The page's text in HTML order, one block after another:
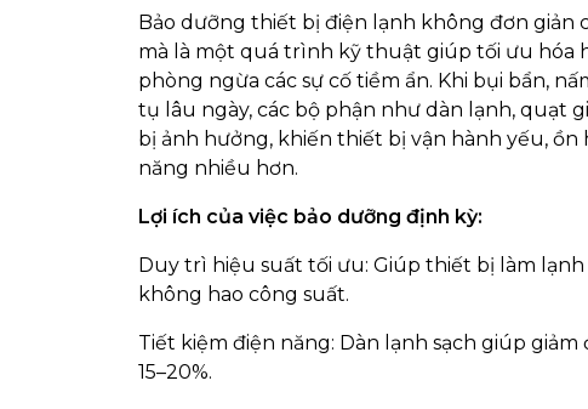
Bảo dưỡng thiết bị điện lạnh không đơn giản
mà là một quá trình kỹ thuật giúp tối ưu hóa
phòng ngừa các sự cố tiềm ẩn. Khi bụi bẩn,
tụ lâu ngày, các bộ phận như dàn lạnh, quạt
bị ảnh hưởng, khiến thiết bị vận hành yếu, ồn
năng nhiều hơn.
Lợi ích của việc bảo dưỡng định kỳ:
Duy trì hiệu suất tối ưu: Giúp thiết bị làm lạnh
không hao công suất.
Tiết kiệm điện năng: Dàn lạnh sạch giúp
15–20%.